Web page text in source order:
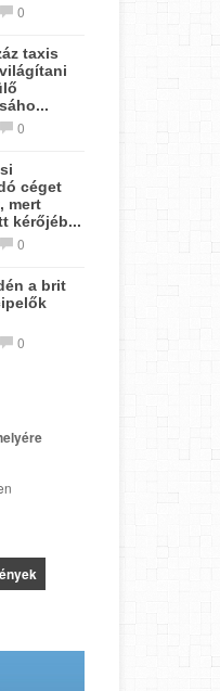
0
taxis
0
céget
mert
kérőjéb...
0
a brit
0